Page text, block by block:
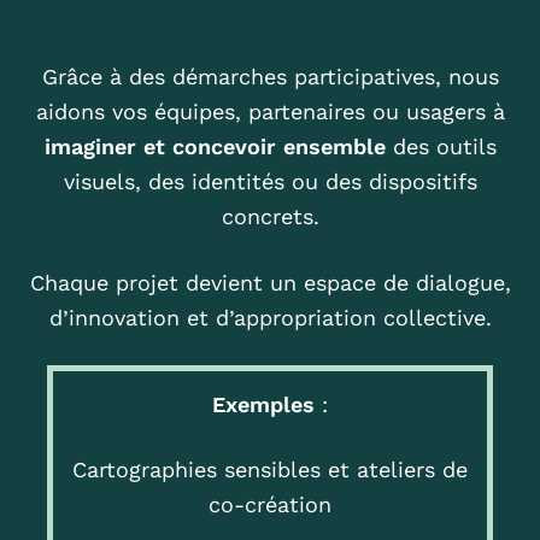
Grâce à des démarches participatives, nous
aidons vos équipes, partenaires ou usagers à
imaginer et concevoir ensembledes outils
visuels, des identités ou des dispositifs
concrets.
Chaque projet devient un espace de dialogue,
d’innovation et d’appropriation collective.
Exemples :
Cartographies sensibles et ateliers de
co-création